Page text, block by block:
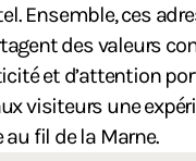
Ensemble, ces
des valeurs
et d’attention
visiteurs une
fil de la Marne.